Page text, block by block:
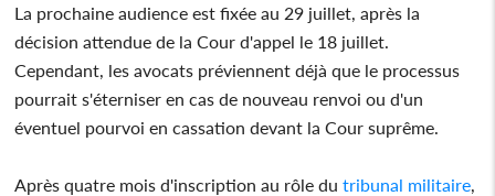
La prochaine audience est fixée au 29 juillet, après la
décision attendue de la Cour d'appel le 18 juillet.
Cependant, les avocats préviennent déjà que le processus
pourrait s'éterniser en cas de nouveau renvoi ou d'un
éventuel pourvoi en cassation devant la Cour suprême.
Après quatre mois d'inscription au rôle du tribunal militaire